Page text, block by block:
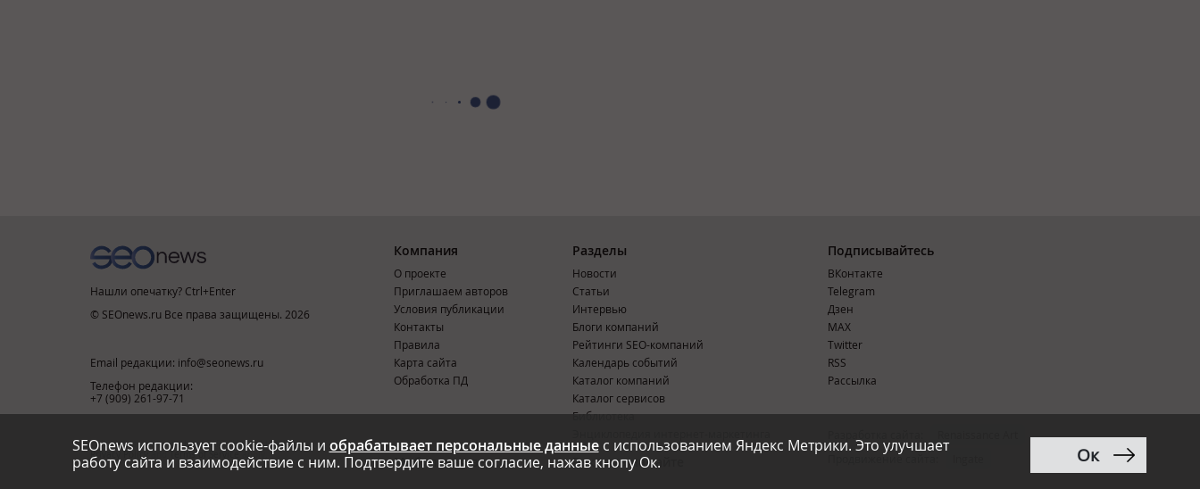
SEOnews использует cookie-файлы и обрабатывает персональные данныес использованием Яндекс Метрики. Это улучшает
работу сайта и взаимодействие с ним. Подтвердите ваше согласие, нажав кнопу Ок.
Ок
Нашли опечатку? Ctrl+Enter
© SEOnews.ru Все права защищены. 2026
Email редакции: info@seonews.ru
Телефон редакции:
+7 (909) 261-97-71
This site is protected by reCAPTCHA and the Google
Privacy Policy
Terms of Service apply.
Компания
О проекте
Приглашаем авторов
Условия публикации
Контакты
Правила
Карта сайта
Обработка ПД
Мобильная версия
Разделы
Новости
Статьи
Интервью
Блоги компаний
Рейтинги SEO-компаний
Календарь событий
Каталог компаний
Каталог сервисов
Библиотека
Реклама на сайте
Подписывайтесь
ВКонтакте
Telegram
Дзен
MAX
Тwitter
RSS
Рассылка
Продвижение сайта
12+